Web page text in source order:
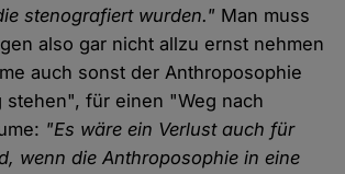
stenografiert wurden." Man muss
also gar nicht allzu ernst nehmen
auch sonst der Anthroposophie
stehen", für einen "Weg nach
"Es wäre ein Verlust auch für
wenn die Anthroposophie in eine